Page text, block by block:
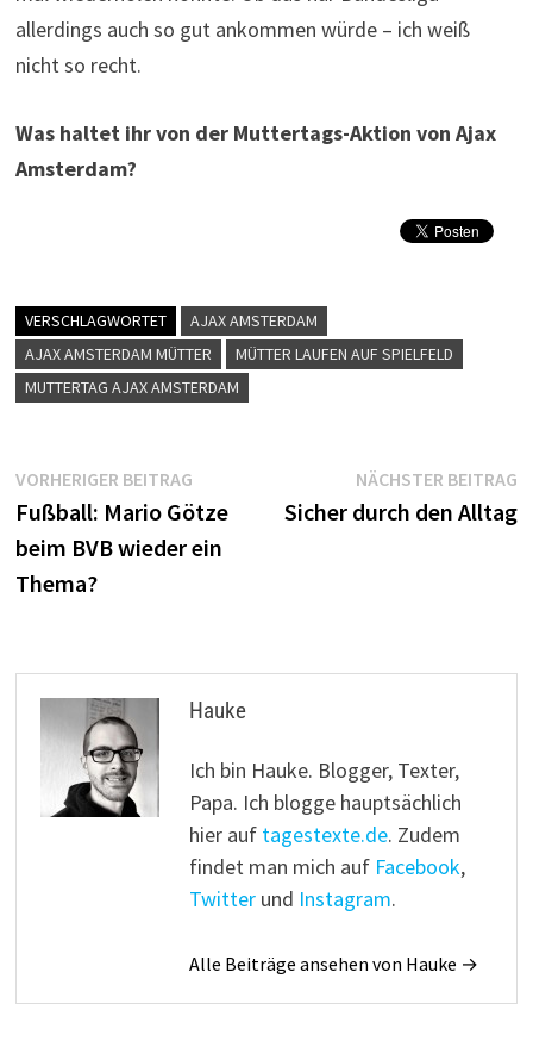
allerdings auch so gut ankommen würde – ich weiß
nicht so recht.
Was haltet ihr von der Muttertags-Aktion von Ajax
Amsterdam?
VERSCHLAGWORTET
AJAX AMSTERDAM
AJAX AMSTERDAM MÜTTER
MÜTTER LAUFEN AUF SPIELFELD
MUTTERTAG AJAX AMSTERDAM
Beitragsnavigation
VORHERIGER BEITRAGVorheriger
Beitrag:
Fußball: Mario Götze
beim BVB wieder ein
Thema?
NÄCHSTER BEITRAG
Sicher durch den Alltag
Hauke
Ich bin Hauke. Blogger, Texter,
Papa. Ich blogge hauptsächlich
hier auf tagestexte.de. Zudem
findet man mich auf Facebook,
Twitterund Instagram.
Alle Beiträge ansehen von Hauke →